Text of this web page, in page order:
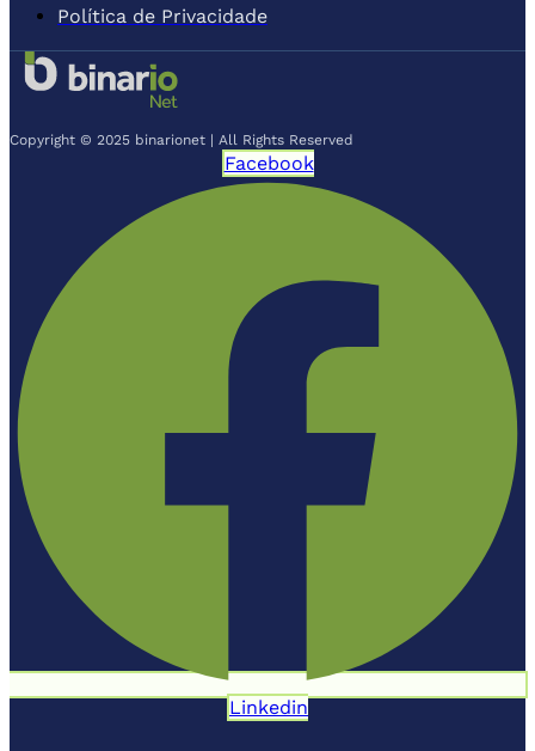
Política de Privacidade
Copyright © 2025 binarionet | All Rights Reserved
Facebook
Linkedin